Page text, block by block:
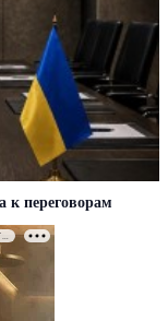
переговорам
РЕКЛАМА • ООО СТРОИТЕЛЬНЫЙ ТОРГОВЫЙ ДОМ «ПЕТРОВИЧ». ИНН: 7802348846